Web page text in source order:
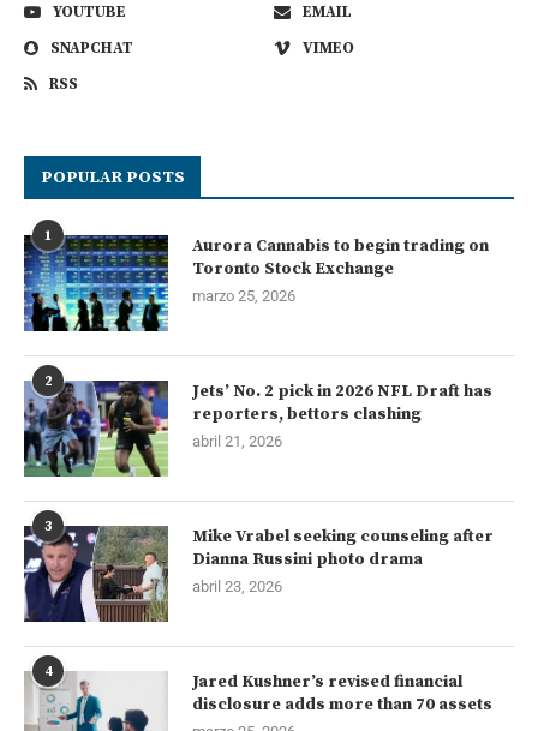
YOUTUBE
EMAIL
SNAPCHAT
VIMEO
RSS
POPULAR POSTS
1
Aurora Cannabis to begin trading on
Toronto Stock Exchange
marzo 25, 2026
2
Jets’ No. 2 pick in 2026 NFL Draft has
reporters, bettors clashing
abril 21, 2026
3
Mike Vrabel seeking counseling after
Dianna Russini photo drama
abril 23, 2026
4
Jared Kushner’s revised financial
disclosure adds more than 70 assets